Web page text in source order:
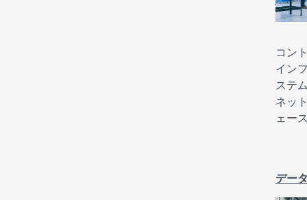
コン
イン
ステム
ネッ
ェース
デー